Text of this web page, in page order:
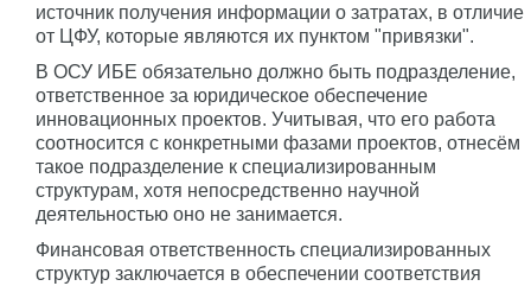
источник получения информации о затратах, в отличие
от ЦФУ, которые являются их пунктом "привязки".
В ОСУ ИБЕ обязательно должно быть подразделение,
ответственное за юридическое обеспечение
инновационных проектов. Учитывая, что его работа
соотносится с конкретными фазами проектов, отнесём
такое подразделение к специализированным
структурам, хотя непосредственно научной
деятельностью оно не занимается.
Финансовая ответственность специализированных
структур заключается в обеспечении соответствия